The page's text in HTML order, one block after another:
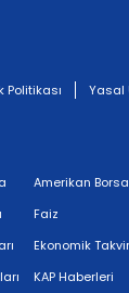
Politikası Yasal
Amerikan
Faiz
Ekonomik
KAP Haberleri